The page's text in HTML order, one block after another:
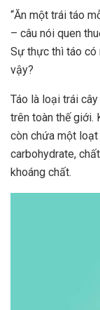
“Ăn một trái táo
– câu nói quen
Sự thực thì táo có
vậy?
Táo là loại trái
trên toàn thế giới.
còn chứa một
carbohydrate,
khoáng chất.